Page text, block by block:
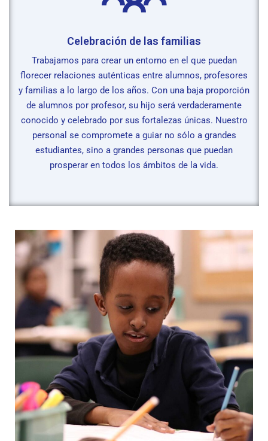
Celebración de las familias
Trabajamos para crear un entorno en el que puedan
florecer relaciones auténticas entre alumnos, profesores
y familias a lo largo de los años. Con una baja proporción
de alumnos por profesor, su hijo será verdaderamente
conocido y celebrado por sus fortalezas únicas. Nuestro
personal se compromete a guiar no sólo a grandes
estudiantes, sino a grandes personas que puedan
prosperar en todos los ámbitos de la vida.